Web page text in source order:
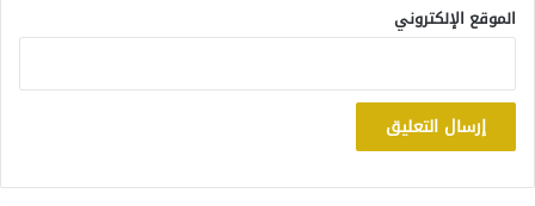
الموقع الإلكتروني